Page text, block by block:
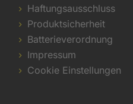
Haftungsausschluss
Produktsicherheit
Batterieverordnung
Impressum
Cookie Einstellungen